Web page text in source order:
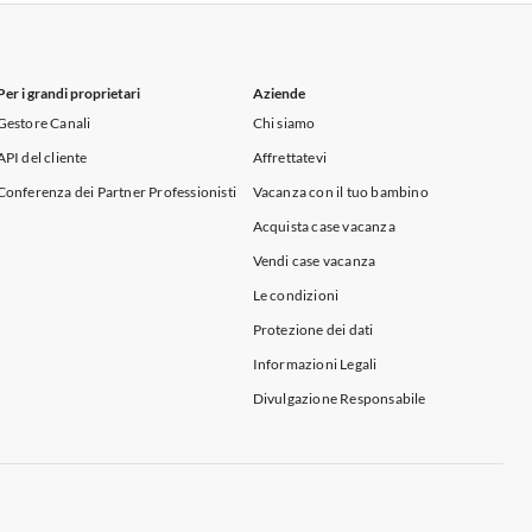
i grandi proprietari
Canali
del cliente
dei Partner Professionisti
Aziende
Chi siamo
Affrettatevi
Vacanza con il tuo bambino
Acquista case vacanza
Vendi case vacanza
Le condizioni
Protezione dei dati
Informazioni Legali
Divulgazione Responsabile